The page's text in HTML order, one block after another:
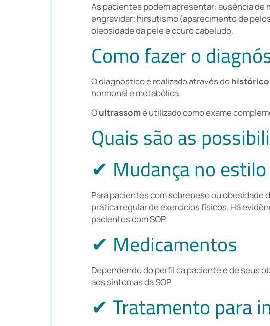
As pacientes podem apresentar: ausência
engravidar; hirsutismo (aparecimento de
oleosidade da pele e couro cabeludo.
Como fazer o
O diagnóstico é realizado através dohistórico
hormonal e metabólica.
Oultrassomé utilizado como exame
Quais são as
✔ Mudança no
Para pacientes com sobrepeso ou obesidade
prática regular de exercícios físicos. Há
pacientes com SOP.
✔ Medicamentos
Dependendo do perfil da paciente e de seus
aos sintomas da SOP.
✔ Tratamento para